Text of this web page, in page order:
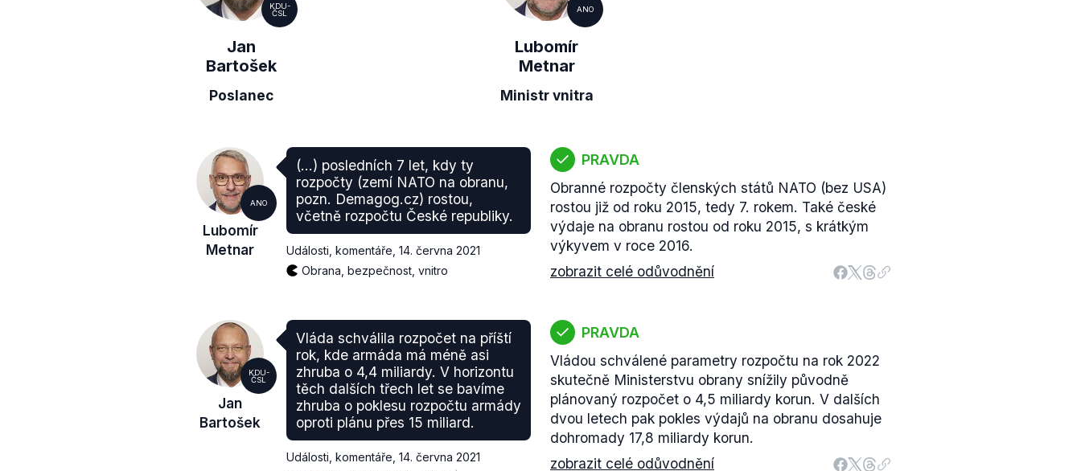
KDU-
ČSL
Jan
Bartošek
Poslanec
ANO
Lubomír
Metnar
Ministr vnitra
ANO
Lubomír
Metnar
(...) posledních 7 let, kdy ty
rozpočty (zemí NATO na obranu,
pozn. Demagog.cz) rostou,
včetně rozpočtu České republiky.
Události, komentáře 14. června 2021
Obrana, bezpečnost, vnitro
PRAVDA
Obranné rozpočty členských států NATO (bez USA)
rostou již od roku 2015, tedy 7. rokem. Také české
výdaje na obranu rostou od roku 2015, s krátkým
výkyvem v roce 2016.
zobrazit celé odůvodnění
KDU-
ČSL
Jan
Bartošek
Vláda schválila rozpočet na příští
rok, kde armáda má méně asi
zhruba o 4,4 miliardy. V horizontu
těch dalších třech let se bavíme
zhruba o poklesu rozpočtu armády
oproti plánu přes 15 miliard.
Události, komentáře 14. června 2021
PRAVDA
Vládou schválené parametry rozpočtu na rok 2022
skutečně Ministerstvu obrany snížily původně
plánovaný rozpočet o 4,5 miliardy korun. V dalších
dvou letech pak pokles výdajů na obranu dosahuje
dohromady 17,8 miliardy korun.
zobrazit celé odůvodnění